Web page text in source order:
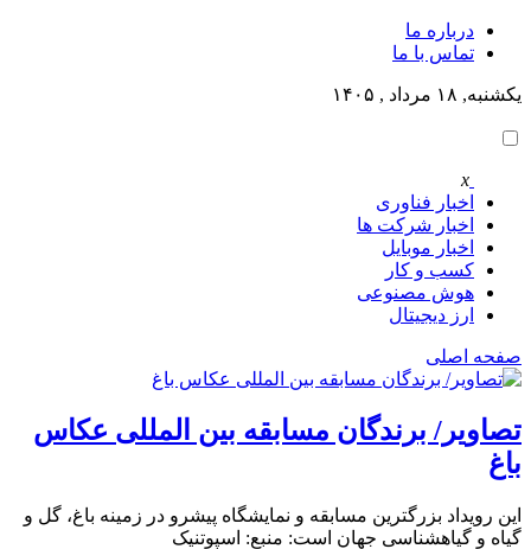
درباره ما
تماس با ما
یکشنبه, ۱۸ مرداد , ۱۴۰۵
x
اخبار فناوری
اخبار شرکت ها
اخبار موبایل
کسب و کار
هوش مصنوعی
ارز دیجیتال
صفحه اصلی
تصاویر/ برندگان مسابقه بین المللی عکاس
باغ
این رویداد بزرگترین مسابقه و نمایشگاه پیشرو در زمینه باغ، گل و
گیاه و گیاهشناسی جهان است: منبع: اسپوتنیک